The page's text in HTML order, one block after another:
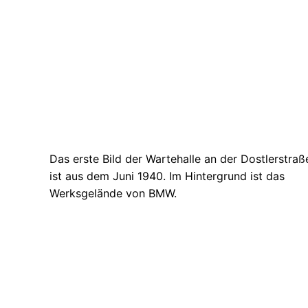
Das erste Bild der Wartehalle an der
ist aus dem Juni 1940. Im Hintergrund ist das
Werksgelände von BMW.